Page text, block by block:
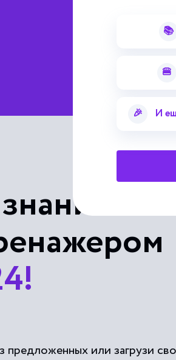
с
предложенных или загрузи
📚
🍔
🎉 И